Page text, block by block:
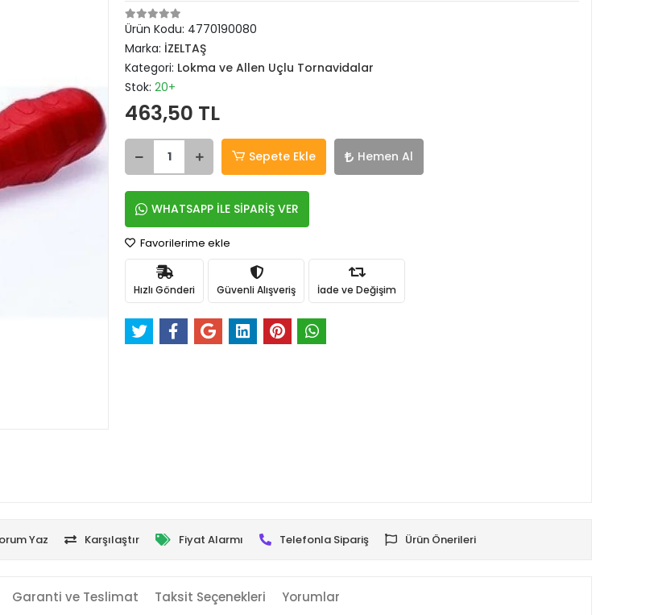
Ürün Kodu: 4770190080
Marka: İZELTAŞ
Kategori: Lokma ve Allen Uçlu Tornavidalar
Stok: 20+
463,50 TL
Sepete Ekle Hemen Al
WHATSAPP İLE SİPARİŞ VER
Favorilerime ekle
Hızlı Gönderi Güvenli Alışveriş İade ve Değişim
Yaz Karşılaştır Fiyat Alarmı Telefonla Sipariş Ürün Önerileri
Garanti ve Teslimat Taksit Seçenekleri Yorumlar